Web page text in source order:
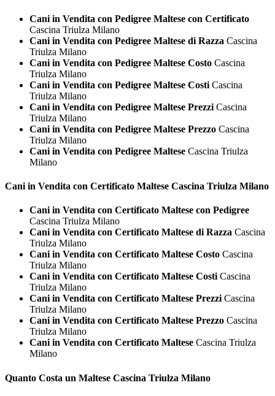
Cani in Vendita con Pedigree Maltese con Certificato
Cascina Triulza Milano
Cani in Vendita con Pedigree Maltese di Razza Cascina
Triulza Milano
Cani in Vendita con Pedigree Maltese Costo Cascina
Triulza Milano
Cani in Vendita con Pedigree Maltese Costi Cascina
Triulza Milano
Cani in Vendita con Pedigree Maltese Prezzi Cascina
Triulza Milano
Cani in Vendita con Pedigree Maltese Prezzo Cascina
Triulza Milano
Cani in Vendita con Pedigree Maltese Cascina Triulza
Milano
Cani in Vendita con Certificato Maltese Cascina Triulza Milano
Cani in Vendita con Certificato Maltese con Pedigree
Cascina Triulza Milano
Cani in Vendita con Certificato Maltese di Razza Cascina
Triulza Milano
Cani in Vendita con Certificato Maltese Costo Cascina
Triulza Milano
Cani in Vendita con Certificato Maltese CostiCascina
Triulza Milano
Cani in Vendita con Certificato Maltese PrezziCascina
Triulza Milano
Cani in Vendita con Certificato Maltese Prezzo Cascina
Triulza Milano
Cani in Vendita con Certificato Maltese Cascina Triulza
Milano
Quanto Costa un Maltese Cascina Triulza Milano